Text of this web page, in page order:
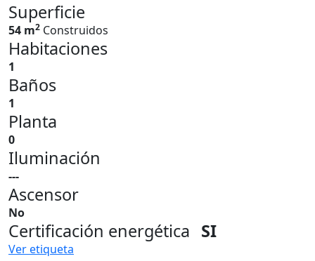
Superficie
54 m2 Construidos
Habitaciones
1
Baños
1
Planta
0
Iluminación
---
Ascensor
No
Certificación energética SI
Ver etiqueta